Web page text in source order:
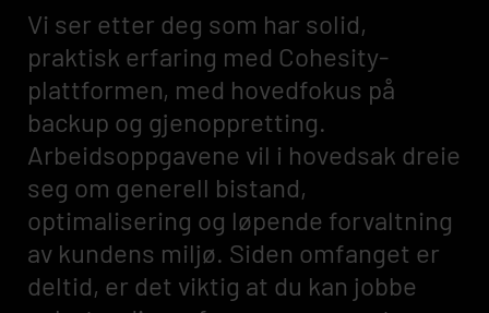
Vi ser etter deg som har solid,
praktisk erfaring med Cohesity-
plattformen, med hovedfokus på
backup og gjenoppretting.
Arbeidsoppgavene vil i hovedsak dreie
seg om generell bistand,
optimalisering og løpende forvaltning
av kundens miljø. Siden omfanget er
deltid, er det viktig at du kan jobbe